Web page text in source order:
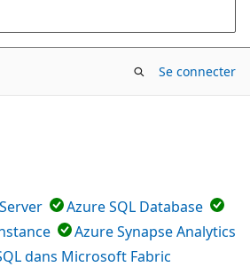
Se connecter
Azure SQL Database
Azure Synapse Analytics
dans Microsoft Fabric